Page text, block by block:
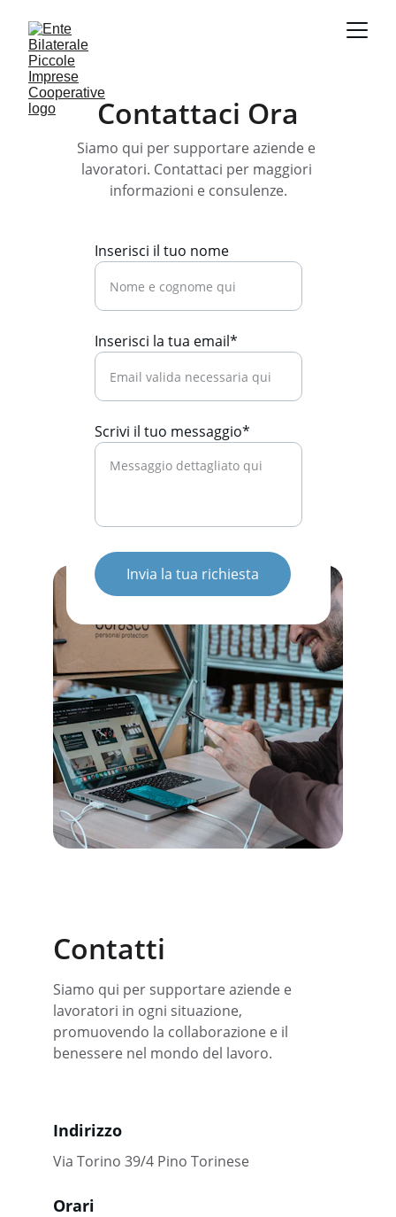
Contattaci Ora
Inserisci il tuo nome
Inserisci la tua email*
Scrivi il tuo messaggio*
Invia la tua richiesta
Siamo qui per supportare aziende e
lavoratori. Contattaci per maggiori
informazioni e consulenze.
Contatti
Siamo qui per supportare aziende e
lavoratori in ogni situazione,
promuovendo la collaborazione e il
benessere nel mondo del lavoro.
Indirizzo
Via Torino 39/4 Pino Torinese
Orari